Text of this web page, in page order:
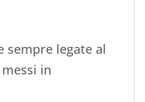
sempre legate al
in